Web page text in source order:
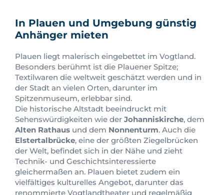
In Plauen und Umgebung günstig
Anhänger mieten
Plauen liegt malerisch eingebettet im Vogtland.
Besonders berühmt ist die Plauener Spitze;
Textilwaren die weltweit geschätzt werden und in
der Stadt an vielen Orten, darunter im
Spitzenmuseum, erlebbar sind.
Die historische Altstadt beeindruckt mit
Sehenswürdigkeiten wie der Johanniskirche, dem
Alten Rathaus und dem Nonnenturm. Auch die
Elstertalbrücke, eine der größten Ziegelbrücken
der Welt, befindet sich in der Nähe und zieht
Technik- und Geschichtsinteressierte
gleichermaßen an. Plauen bietet zudem ein
vielfältiges kulturelles Angebot, darunter das
renommierte Vogtlandtheater und regelmäßig